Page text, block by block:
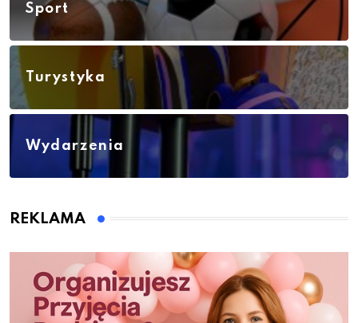
Sport
Turystyka
Wydarzenia
REKLAMA